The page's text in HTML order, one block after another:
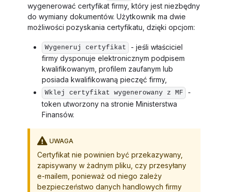
wygenerować certyfikat firmy, który jest niezbędny
do wymiany dokumentów. Użytkownik ma dwie
możliwości pozyskania certyfikatu, dzięki opcjom:
Wygeneruj certyfikat
- jeśli właściciel
firmy dysponuje elektronicznym podpisem
kwalifikowanym, profilem zaufanym lub
posiada kwalifikowaną pieczęć firmy,
Wklej certyfikat wygenerowany z MF
-
token utworzony na stronie Ministerstwa
Finansów.
UWAGA
Certyfikat nie powinien być przekazywany,
zapisywany w żadnym pliku, czy przesyłany
e-mailem, ponieważ od niego zależy
bezpieczeństwo danych handlowych firmy